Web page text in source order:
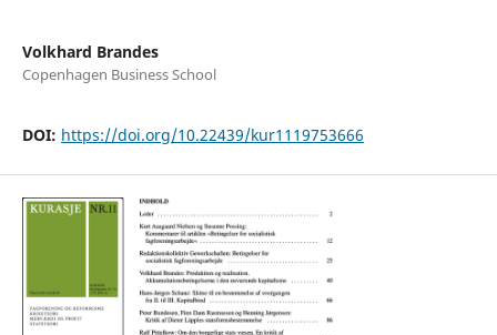
Volkhard Brandes
Copenhagen Business School
DOI: https://doi.org/10.22439/kur1119753666